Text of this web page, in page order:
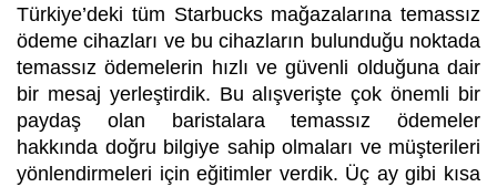
Türkiye’deki tüm Starbucks mağazalarına temassız
ödeme cihazları ve bu cihazların bulunduğu noktada
temassız ödemelerin hızlı ve güvenli olduğuna dair
bir mesaj yerleştirdik. Bu alışverişte çok önemli bir
paydaş olan baristalara temassız ödemeler
hakkında doğru bilgiye sahip olmaları ve müşterileri
yönlendirmeleri için eğitimler verdik. Üç ay gibi kısa